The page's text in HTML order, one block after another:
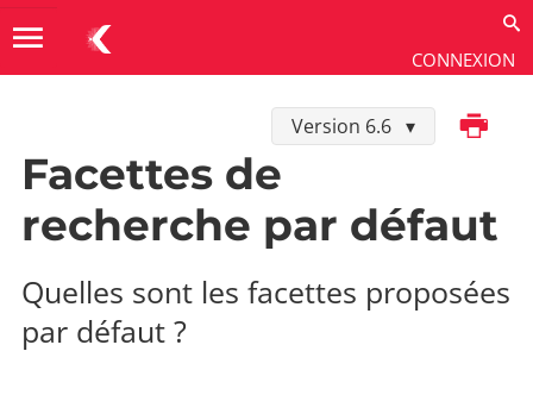
CONNEXION
menu
Version 6.6Imprimer
Moteur de recherche
Facettes de
recherche par défaut
Quelles sont les facettes proposées
par défaut ?